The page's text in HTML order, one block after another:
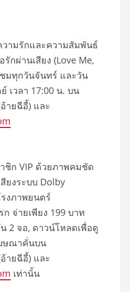
วามรักและความสัมพันธ์
กผ่านเสียง (Love Me,
ชมทุกวันจันทร์ และวัน
เวลา 17:00 น. บน
ายฉีอี้) และ
ชิก VIP ด้วยภาพคมชัด
ยงระบบ Dolby
งภาพยนตร์
จ่ายเพียง 199 บาท
2 จอ, ดาวน์โหลดเพื่อดู
ษณาคั่นบน
ายฉีอี้) และ
เท่านั้น